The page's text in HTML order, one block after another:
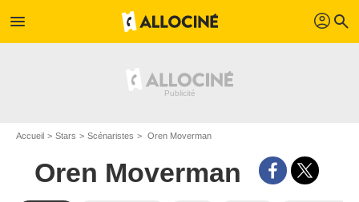
menu profil search
Accueil Stars Scénaristes Oren Moverman
Oren Moverman